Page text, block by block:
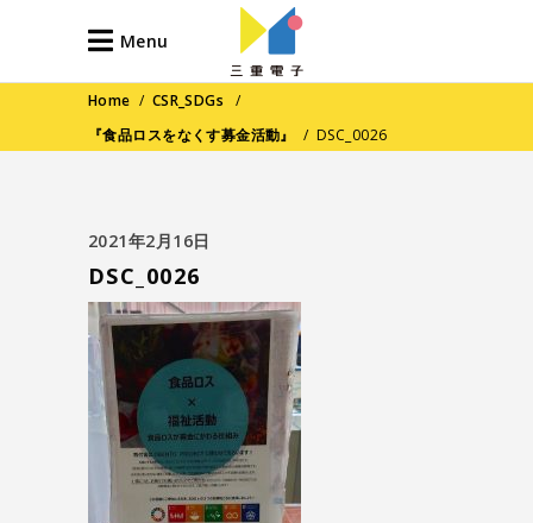
Menu
Home / CSR_SDGs
/
『食品ロスをなくす募金活動』
/ DSC_0026
2021年2月16日
DSC_0026